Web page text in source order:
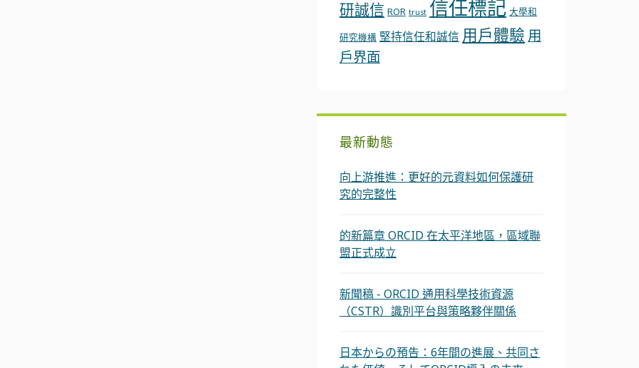
研誠信 ROR trust 信任標記 大學和
研究機構 堅持信任和誠信 用戶體驗 用
戶界面
最新動態
向上游推進：更好的元資料如何保護研
究的完整性
的新篇章 ORCID 在太平洋地區，區域聯
盟正式成立
新聞稿 - ORCID 通用科學技術資源
（CSTR）識別平台與策略夥伴關係
日本からの預告：6年間の進展、共同さ